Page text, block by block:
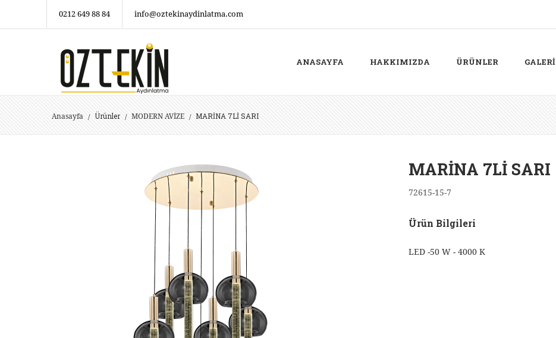
0212 649 88 84 info@oztekinaydinlatma.com
ANASAYFA HAKKIMIZDA ÜRÜNLER GALERİ
Anasayfa / Ürünler / MODERN AVİZE / MARİNA 7Lİ SARI
MARİNA 7Lİ SARI
72615-15-7
Ürün Bilgileri
LED -50 W - 4000 K